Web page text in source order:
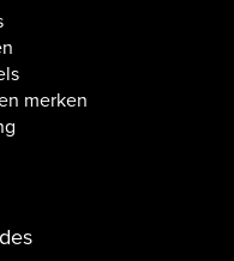
merken